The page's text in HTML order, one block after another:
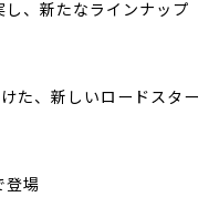
、新たなラインナップ
た、新しいロードスター
登場